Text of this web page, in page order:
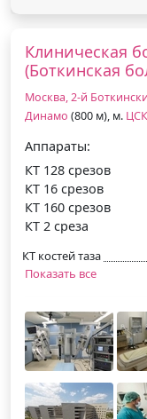
Клиническая
(Боткинская
Москва, 2-й
Динамо (800 м), м.
Аппараты:
КТ 128 срезов
КТ 16 срезов
КТ 160 срезов
КТ 2 среза
КТ костей таза
Показать все